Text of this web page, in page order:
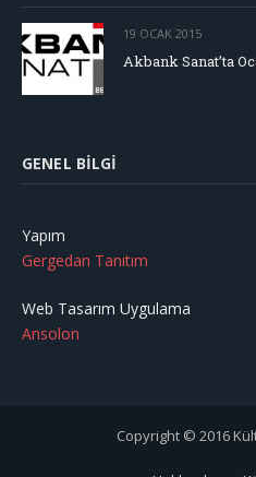
19 OCAK 2015
Akbank Sanat’ta
GENEL BILGI
Yapım
Gergedan Tanıtım
Web Tasarım Uygulama
Ansolon
Copyright © 2016